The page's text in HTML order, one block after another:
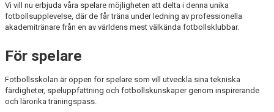
VÅRA KLUBBKLÄDER
Vi vill nu erbjuda våra spelare möjligheten att delta i denna unika
fotbollsupplevelse, där de får träna under ledning av professionella
akademitränare från en av världens mest välkända fotbollsklubbar.
För spelare
Fotbollsskolan är öppen för spelare som vill utveckla sina tekniska
färdigheter, speluppfattning och fotbollskunskaper genom inspirerande
och lärorika träningspass.